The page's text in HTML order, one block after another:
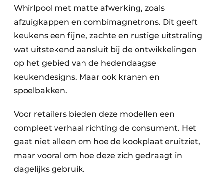
Whirlpool met matte afwerking, zoals
afzuigkappen en combimagnetrons. Dit geeft
keukens een fijne, zachte en rustige uitstraling
wat uitstekend aansluit bij de ontwikkelingen
op het gebied van de hedendaagse
keukendesigns. Maar ook kranen en
spoelbakken.
Voor retailers bieden deze modellen een
compleet verhaal richting de consument. Het
gaat niet alleen om hoe de kookplaat eruitziet,
maar vooral om hoe deze zich gedraagt in
dagelijks gebruik.